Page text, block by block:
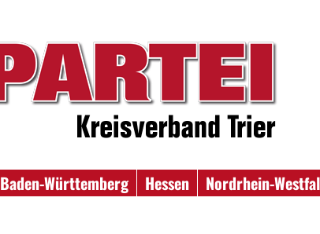
Baden-Württemberg Hessen Nordrhein-